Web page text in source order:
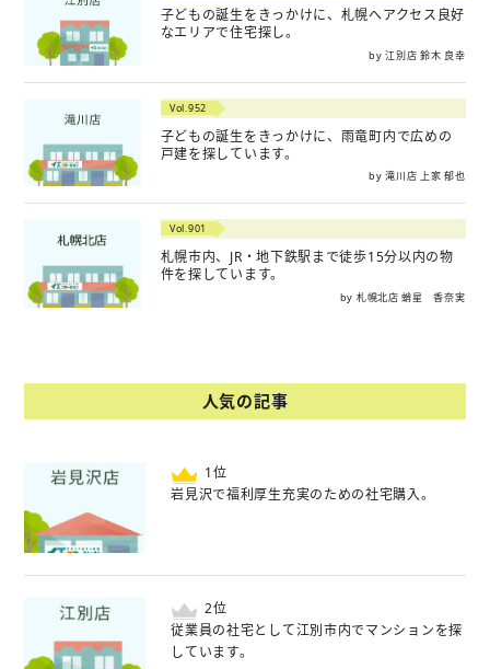
子どもの誕生をきっかけに、札幌へアクセス良好
なエリアで住宅探し。
by 江別店 鈴木 良幸
Vol.952
子どもの誕生をきっかけに、雨竜町内で広めの
戸建を探しています。
by 滝川店 上家 郁也
Vol.901
札幌市内、JR・地下鉄駅まで徒歩15分以内の物
件を探しています。
by 札幌北店 蛸星 香奈実
人気の記事
位
岩見沢で福利厚生充実のための社宅購入。
位
従業員の社宅として江別市内でマンションを探
しています。